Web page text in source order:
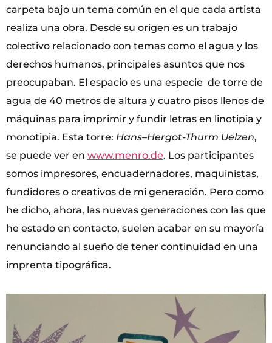
carpeta bajo un tema común en el que cada artista
realiza una obra. Desde su origen es un trabajo
colectivo relacionado con temas como el agua y los
derechos humanos, principales asuntos que nos
preocupaban. El espacio es una especie de torre de
agua de 40 metros de altura y cuatro pisos llenos de
máquinas para imprimir y fundir letras en linotipia y
monotipia. Esta torre: Hans–Hergot-Thurm Uelzen,
se puede ver en www.menro.de. Los participantes
somos impresores, encuadernadores, maquinistas,
fundidores o creativos de mi generación. Pero como
he dicho, ahora, las nuevas generaciones con las que
he estado en contacto, suelen acabar en su mayoría
renunciando al sueño de tener continuidad en una
imprenta tipográfica.